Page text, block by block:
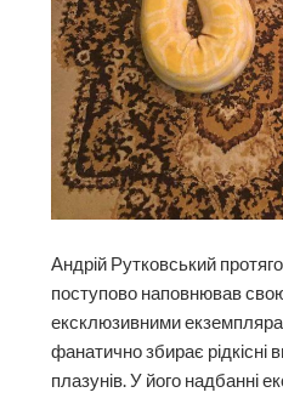
Андрій Рутковський
поступово наповнював
ексклюзивними
фанатично збирає рідкісні
плазунів. У його надбанні